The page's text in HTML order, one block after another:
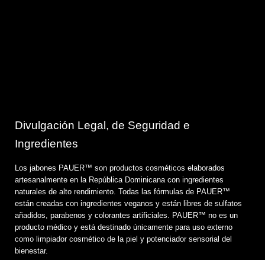
Divulgación Legal, de Seguridad e
Ingredientes
Los jabones PAUER™️ son productos cosméticos elaborados
artesanalmente en la República Dominicana con ingredientes
naturales de alto rendimiento. Todas las fórmulas de PAUER™️
están creadas con ingredientes veganos y están libres de sulfatos
añadidos, parabenos y colorantes artificiales. PAUER™️ no es un
producto médico y está destinado únicamente para uso externo
como limpiador cosmético de la piel y potenciador sensorial del
bienestar.